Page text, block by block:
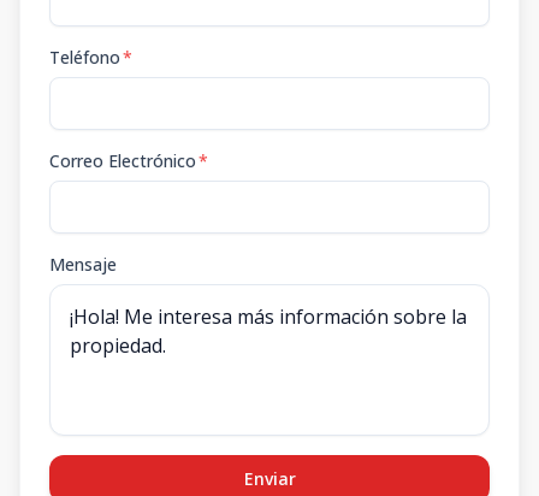
Teléfono*
Correo Electrónico*
Mensaje
Enviar